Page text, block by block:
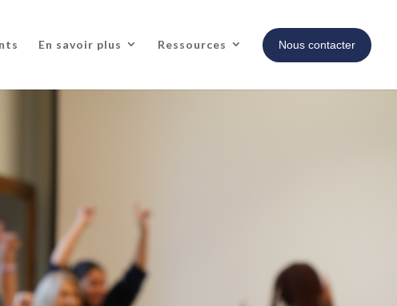
En savoir plus Ressources Nous contacter